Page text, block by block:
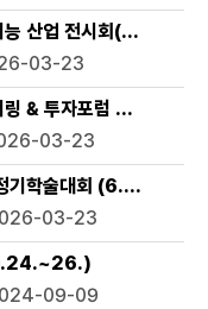
능 산업 전시회(CPHI)
03-23
링 & 투자포럼 2026
03-23
기학술대회 (6.24.(수
03-23
09-09